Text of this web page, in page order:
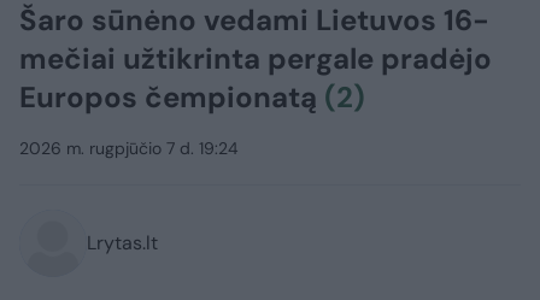
Šaro sūnėno vedami Lietuvos 16-
mečiai užtikrinta pergale pradėjo
Europos čempionatą (2)
2026 m. rugpjūčio 7 d. 19:24
Lrytas.lt